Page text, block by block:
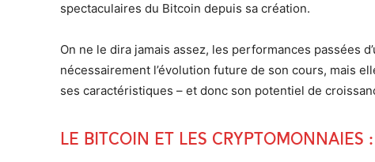
spectaculaires du Bitcoin depuis sa création.
On ne le dira jamais assez, les performances passées
nécessairement l’évolution future de son cours, mais
ses caractéristiques – et donc son potentiel de
Le Bitcoin et les cryptomonnaies